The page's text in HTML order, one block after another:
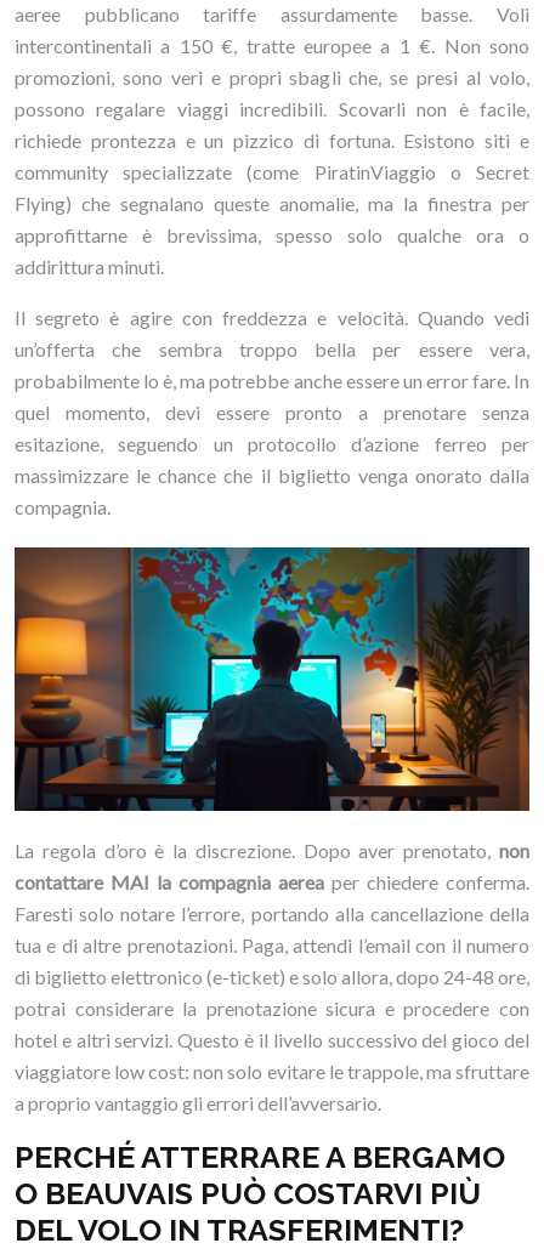
aeree pubblicano tariffe assurdamente basse. Voli
intercontinentali a 150 €, tratte europee a 1 €. Non sono
promozioni, sono veri e propri sbagli che, se presi al volo,
possono regalare viaggi incredibili. Scovarli non è facile,
richiede prontezza e un pizzico di fortuna. Esistono siti e
community specializzate (come PiratinViaggio o Secret
Flying) che segnalano queste anomalie, ma la finestra per
approfittarne è brevissima, spesso solo qualche ora o
addirittura minuti.
Il segreto è agire con freddezza e velocità. Quando vedi
un’offerta che sembra troppo bella per essere vera,
probabilmente lo è, ma potrebbe anche essere un error fare. In
quel momento, devi essere pronto a prenotare senza
esitazione, seguendo un protocollo d’azione ferreo per
massimizzare le chance che il biglietto venga onorato dalla
compagnia.
La regola d’oro è la discrezione. Dopo aver prenotato, non
contattare MAI la compagnia aerea per chiedere conferma.
Faresti solo notare l’errore, portando alla cancellazione della
tua e di altre prenotazioni. Paga, attendi l’email con il numero
di biglietto elettronico (e-ticket) e solo allora, dopo 24-48 ore,
potrai considerare la prenotazione sicura e procedere con
hotel e altri servizi. Questo è il livello successivo del gioco del
viaggiatore low cost: non solo evitare le trappole, ma sfruttare
a proprio vantaggio gli errori dell’avversario.
PERCHÉ ATTERRARE A BERGAMO
O BEAUVAIS PUÒ COSTARVI PIÙ
DEL VOLO IN TRASFERIMENTI?